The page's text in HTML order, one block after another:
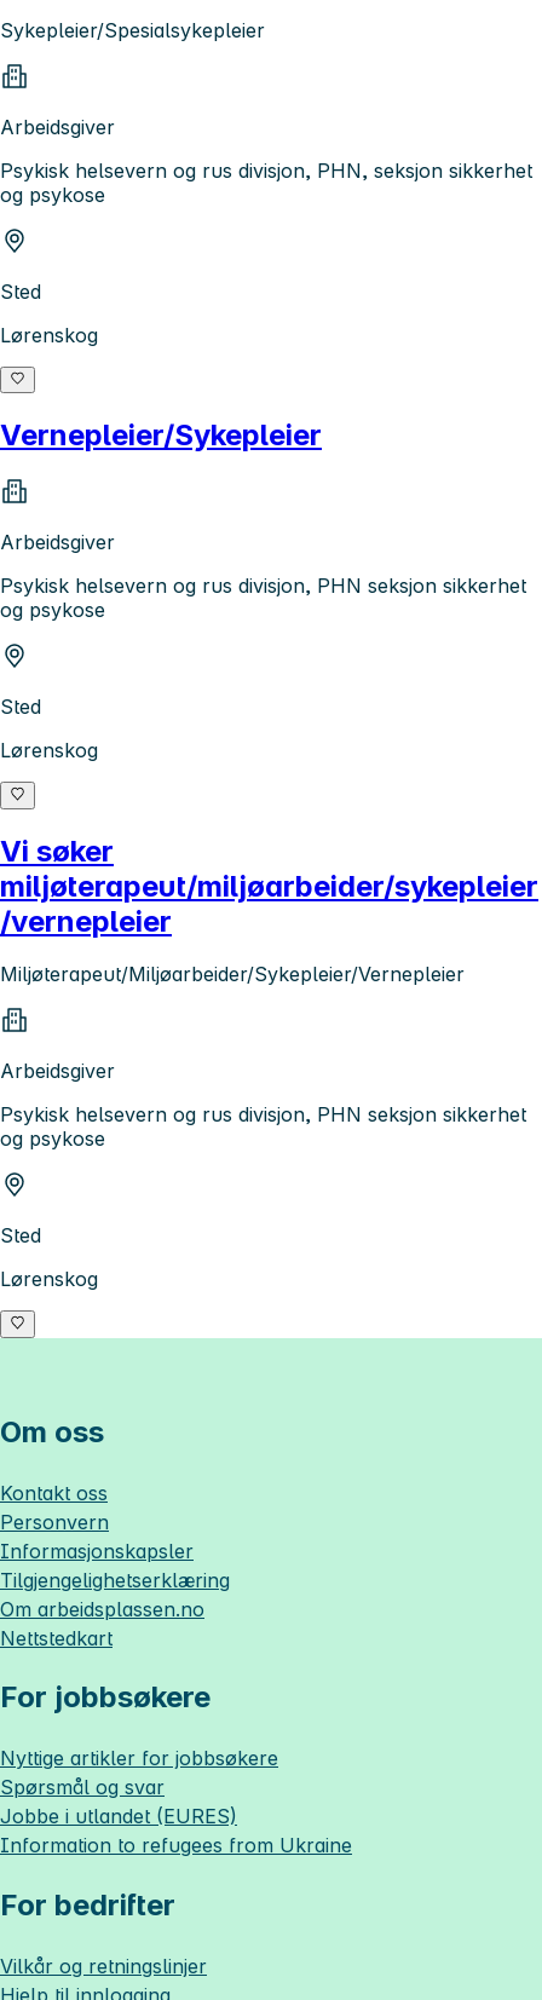
Sykepleier/Spesialsykepleier
Arbeidsgiver
Psykisk helsevern og rus divisjon, PHN, seksjon sikkerhet
og psykose
Sted
Lørenskog
Vernepleier/Sykepleier
Arbeidsgiver
Psykisk helsevern og rus divisjon, PHN seksjon sikkerhet
og psykose
Sted
Lørenskog
Vi søker
miljøterapeut/miljøarbeider/sykepleier
/vernepleier
Miljøterapeut/Miljøarbeider/Sykepleier/Vernepleier
Arbeidsgiver
Psykisk helsevern og rus divisjon, PHN seksjon sikkerhet
og psykose
Sted
Lørenskog
Om oss
Kontakt oss
Personvern
Informasjonskapsler
Tilgjengelighetserklæring
Om arbeidsplassen.no
Nettstedkart
For jobbsøkere
Nyttige artikler for jobbsøkere
Spørsmål og svar
Jobbe i utlandet (EURES)
Information to refugees from Ukraine
For bedrifter
Vilkår og retningslinjer